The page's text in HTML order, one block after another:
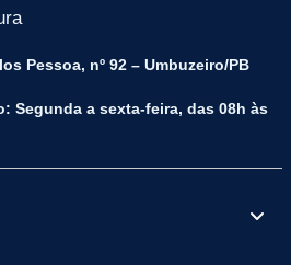
Pessoa, nº 92 – Umbuzeiro/PB
Segunda a sexta-feira, das 08h às